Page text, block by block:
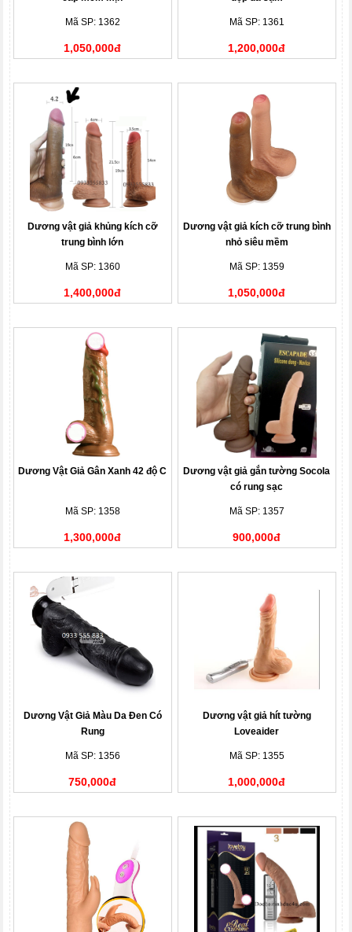
Mã SP: 1362
1,050,000đ
Mã SP: 1361
1,200,000đ
Dương vật giả khủng kích cỡ
trung bình lớn
Mã SP: 1360
1,400,000đ
Dương vật giả kích cỡ trung bình
nhỏ siêu mềm
Mã SP: 1359
1,050,000đ
Dương Vật Giả Gân Xanh 42 độ C
Mã SP: 1358
1,300,000đ
Dương vật giả gắn tường Socola
có rung sạc
Mã SP: 1357
900,000đ
Dương Vật Giả Màu Da Đen Có
Rung
Mã SP: 1356
750,000đ
Dương vật giả hít tường
Loveaider
Mã SP: 1355
1,000,000đ